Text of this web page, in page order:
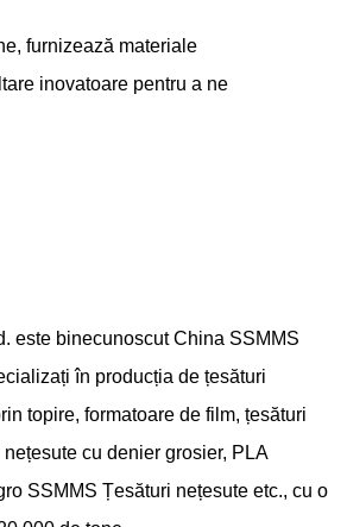
furnizează materiale
inovatoare pentru a ne
este binecunoscutChina SSMMS
în producția de țesături
topire, formatoare de film, țesături
cu denier grosier, PLA
SSMMS Țesături nețesute etc., cu o